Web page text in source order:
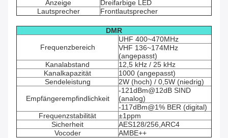
Anzeige
Dreifarbige LED
Lautsprecher
Frontlautsprecher
DMR
Frequenzbereich
UHF 400~470MHz
VHF 136~174MHz
(angepasst)
Kanalabstand
12,5 kHz / 25 kHz
Kanalkapazität
1000 (angepasst)
Sendeleistung
2W (hoch) / 0,5W (niedrig)
Empfängerempfindlichkeit
-121dBm@12dB SIND
(analog)
-117dBm@1% BER (digital)
Frequenzstabilität
±1ppm
Sicherheit
AES128/256,ARC4
Vocoder
AMBE++